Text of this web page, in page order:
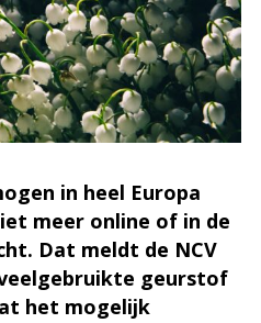
in heel Europa
meer online of in de
Dat meldt de NCV
geurstof
het mogelijk